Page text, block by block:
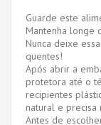
Guarde este
Mantenha longe
Nunca deixe
quentes!
Após abrir a
protetora até o
recipientes
natural e precisa
Antes de